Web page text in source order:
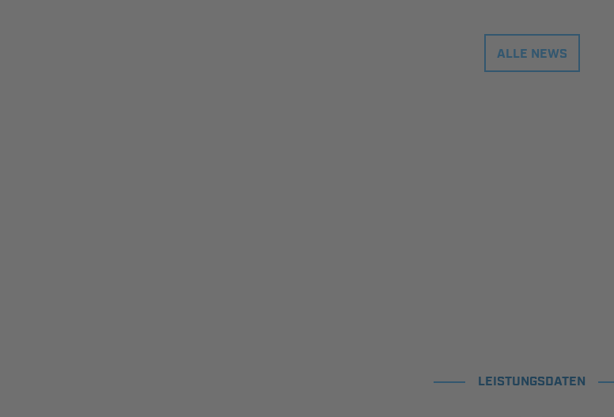
ALLE NEWS
LEISTUNGSDATEN